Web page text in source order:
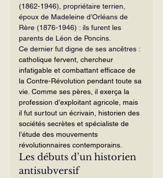
(1862-1946), propriétaire terrien,
époux de Madeleine d’Orléans de
Rère (1876-1946) : ils furent les
parents de Léon de Poncins.
Ce dernier fut digne de ses ancêtres :
catholique fervent, chercheur
infatigable et combattant efficace de
la Contre-Révolution pendant toute sa
vie. Comme ses pères, il exerça la
profession d’exploitant agricole, mais
il fut surtout un écrivain, historien des
sociétés secrètes et spécialiste de
l’étude des mouvements
révolutionnaires contemporains.
Les débuts d’un historien
antisubversif